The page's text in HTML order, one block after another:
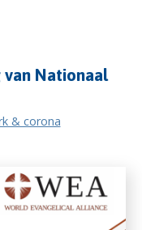
Nationaal
& corona